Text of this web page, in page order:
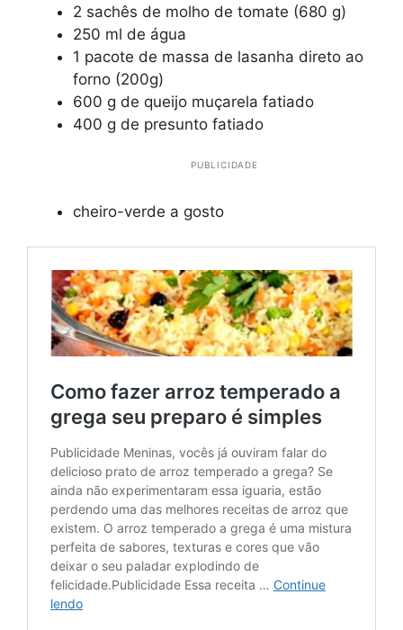
2 sachês de molho de tomate (680 g)
250 ml de água
1 pacote de massa de lasanha direto ao
forno (200g)
600 g de queijo muçarela fatiado
400 g de presunto fatiado
PUBLICIDADE
cheiro-verde a gosto